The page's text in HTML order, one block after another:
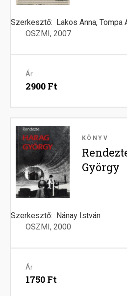
Szerkesztő
Lakos Anna, Tompa
OSZMI
2007
Ár
2900 Ft
Image
KÖNYV
György
Szerkesztő
Nánay István
OSZMI
2000
Ár
1750 Ft